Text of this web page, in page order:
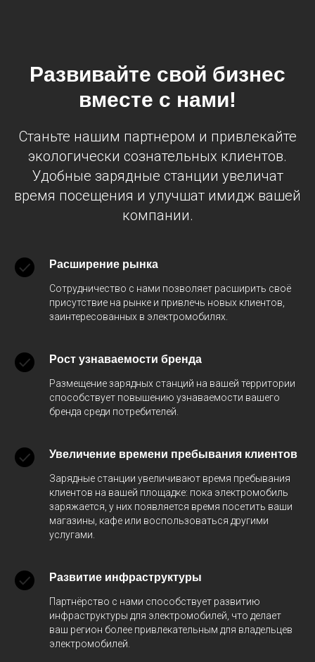
Развивайте свой бизнес
вместе с нами!
Станьте нашим партнером и привлекайте
экологически сознательных клиентов.
Удобные зарядные станции увеличат
время посещения и улучшат имидж вашей
компании.
Расширение рынка
Сотрудничество с нами позволяет расширить своё
присутствие на рынке и привлечь новых клиентов,
заинтересованных в электромобилях.
Рост узнаваемости бренда
Размещение зарядных станций на вашей территории
способствует повышению узнаваемости вашего
бренда среди потребителей.
Увеличение времени пребывания клиентов
Зарядные станции увеличивают время пребывания
клиентов на вашей площадке: пока электромобиль
заряжается, у них появляется время посетить ваши
магазины, кафе или воспользоваться другими
услугами.
Развитие инфраструктуры
Партнёрство с нами способствует развитию
инфраструктуры для электромобилей, что делает
ваш регион более привлекательным для владельцев
электромобилей.